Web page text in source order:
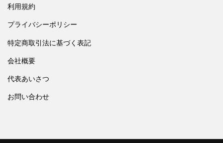
利用規約
プライバシーポリシー
特定商取引法に基づく表記
会社概要
代表あいさつ
お問い合わせ